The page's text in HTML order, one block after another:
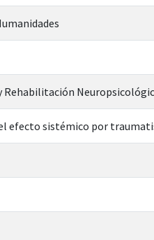
Rehabilitación
efecto sistémico por